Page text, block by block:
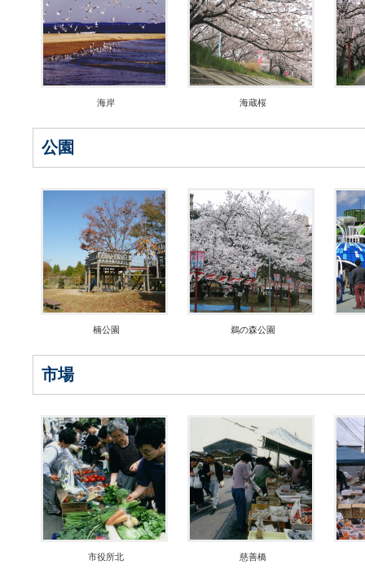
海岸 海蔵桜
公園
楠公園 鵜の森公園
市場
市役所北 慈善橋